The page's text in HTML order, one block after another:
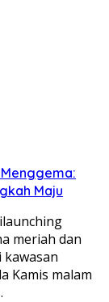
Maju
meriah dan
Kamis malam